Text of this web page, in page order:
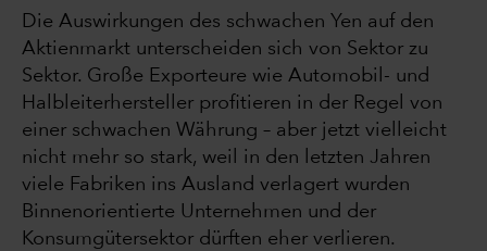
Die Auswirkungen des schwachen Yen auf den
Aktienmarkt unterscheiden sich von Sektor zu
Sektor. Große Exporteure wie Automobil- und
Halbleiterhersteller profitieren in der Regel von
einer schwachen Währung – aber jetzt vielleicht
nicht mehr so stark, weil in den letzten Jahren
viele Fabriken ins Ausland verlagert wurden
Binnenorientierte Unternehmen und der
Konsumgütersektor dürften eher verlieren.